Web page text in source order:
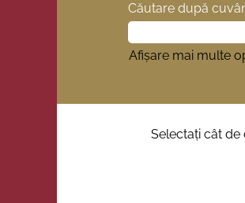
Căutare după
Afișare mai multe
Selectați cât de